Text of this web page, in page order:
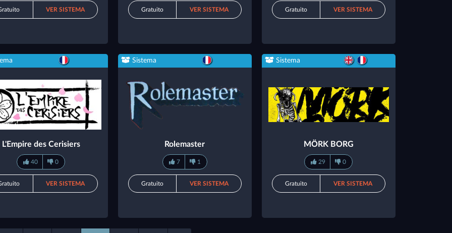
VER SISTEMA Gratuito VER SISTEMA Gratuito VER SISTEMA
L'Empire des Cerisiers
40 0
VER SISTEMA
Sistema
Rolemaster
7 1
Gratuito VER SISTEMA
Sistema
MÖRK BORG
29 0
Gratuito VER SISTEMA